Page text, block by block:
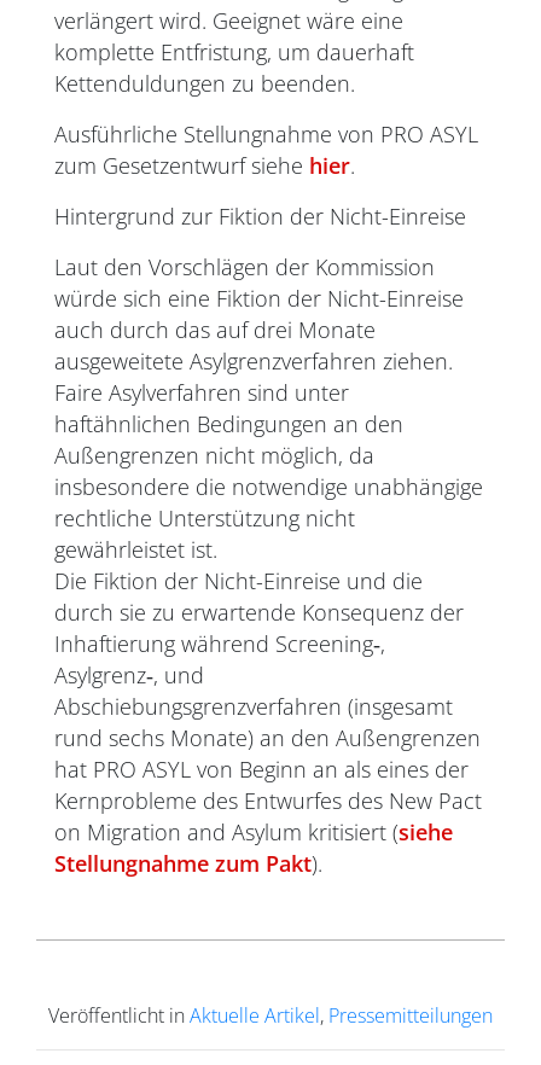
verlängert wird. Geeignet wäre eine
komplette Entfristung, um dauerhaft
Kettenduldungen zu beenden.
Ausführliche Stellungnahme von PRO ASYL
zum Gesetzentwurf siehe hier.
Hintergrund zur Fiktion der Nicht-Einreise
Laut den Vorschlägen der Kommission
würde sich eine Fiktion der Nicht-Einreise
auch durch das auf drei Monate
ausgeweitete Asylgrenzverfahren ziehen.
Faire Asylverfahren sind unter
haftähnlichen Bedingungen an den
Außengrenzen nicht möglich, da
insbesondere die notwendige unabhängige
rechtliche Unterstützung nicht
gewährleistet ist.
Die Fiktion der Nicht-Einreise und die
durch sie zu erwartende Konsequenz der
Inhaftierung während Screening‑,
Asylgrenz‑, und
Abschiebungsgrenzverfahren (insgesamt
rund sechs Monate) an den Außengrenzen
hat PRO ASYL von Beginn an als eines der
Kernprobleme des Entwurfes des New Pact
on Migration and Asylum kritisiert (siehe
Stellungnahme zum Pakt).
Veröffentlicht inAktuelle Artikel, Pressemitteilungen